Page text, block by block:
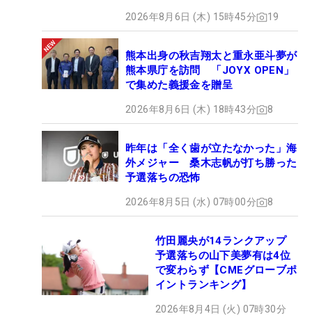
2026年8月6日 (木) 15時45分 19
熊本出身の秋吉翔太と重永亜斗夢が
熊本県庁を訪問 「JOYX OPEN」
で集めた義援金を贈呈
2026年8月6日 (木) 18時43分 8
昨年は「全く歯が立たなかった」海
外メジャー 桑木志帆が打ち勝った
予選落ちの恐怖
2026年8月5日 (水) 07時00分 8
竹田麗央が14ランクアップ
予選落ちの山下美夢有は4位
で変わらず【CMEグローブポ
イントランキング】
2026年8月4日 (火) 07時30分